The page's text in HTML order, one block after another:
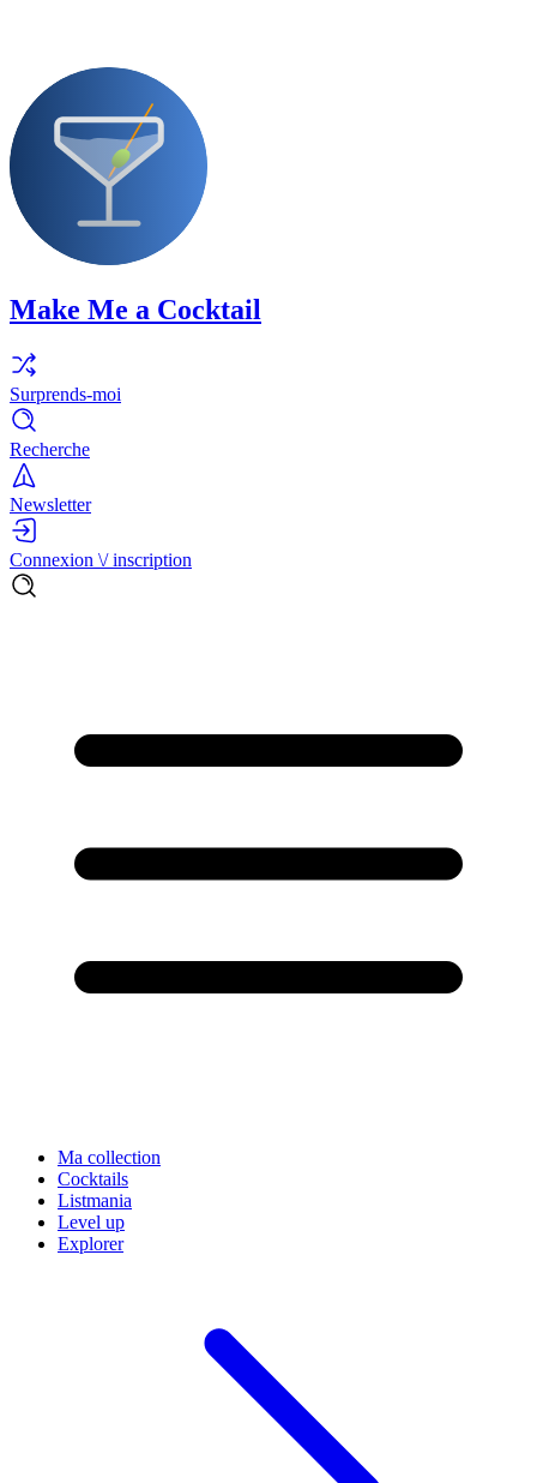
Make Me a Cocktail
Surprends-moi
Recherche
Newsletter
Connexion \/ inscription
Ma collection
Cocktails
Listmania
Level up
Explorer